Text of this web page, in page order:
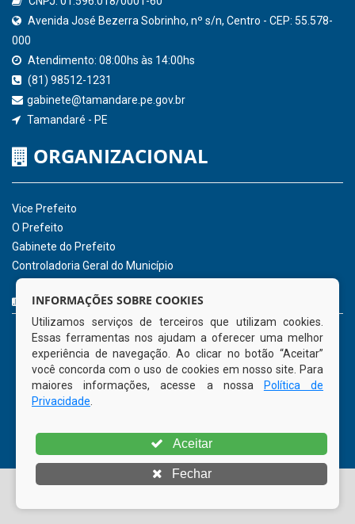
QEdu
Consultar Convênios
Receber Informações sobre novos Repasses
Hora:14:10/ Sábado, 08 de agosto de
2026
INSTITUCIONAL
CNPJ: 01.596.018/0001-60
000
Atendimento: 08:00hs às 14:00hs
(81) 98512-1231
gabinete@tamandare.pe.gov.br
Tamandaré - PE
Vice Prefeito
Gabinete do Prefeito
INFORMAÇÕES SOBRE COOKIES
Utilizamos serviços de terceiros que utilizam cookies.
Essas ferramentas nos ajudam a oferecer uma melhor
experiência de navegação. Ao clicar no botão “Aceitar”
você concorda com o uso de cookies em nosso site. Para
maiores informações, acesse a nossa
Política de
Privacidade
Aceitar
Fechar